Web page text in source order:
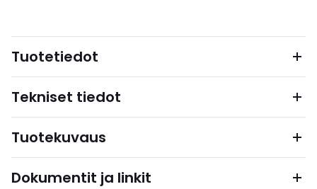
Tuotetiedot
Tekniset tiedot
Tuotekuvaus
Dokumentit ja linkit